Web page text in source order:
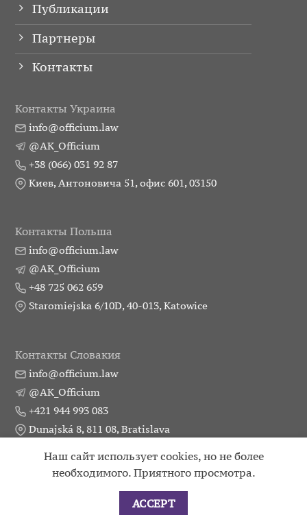
Публикации
Партнеры
Контакты
Контакты Украина
info@officium.law
@AK_Officium
+38 (066) 031 92 87
Киев, Антоновича 51, офис 601, 03150
Контакты Польша
info@officium.law
@AK_Officium
+48 725 062 659
Staromiejska 6/10D, 40-013, Katowice
Контакты Словакия
info@officium.law
@AK_Officium
+421 944 993 083
Dunajská 8, 811 08, Bratislava
Практики Публикации Партнеры Контакты
2015 - 2026 ©Attorneys union Officium
Developer Landing_Pro
Наш сайт использует cookies, но не более
необходимого. Приятного просмотра.
ACCEPT